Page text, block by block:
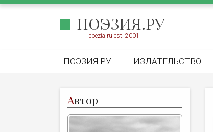
ПОЭЗИЯ.РУ
poezia.ru est. 2001
ПОЭЗИЯ.РУ ИЗДАТЕЛЬСТВО
Автор